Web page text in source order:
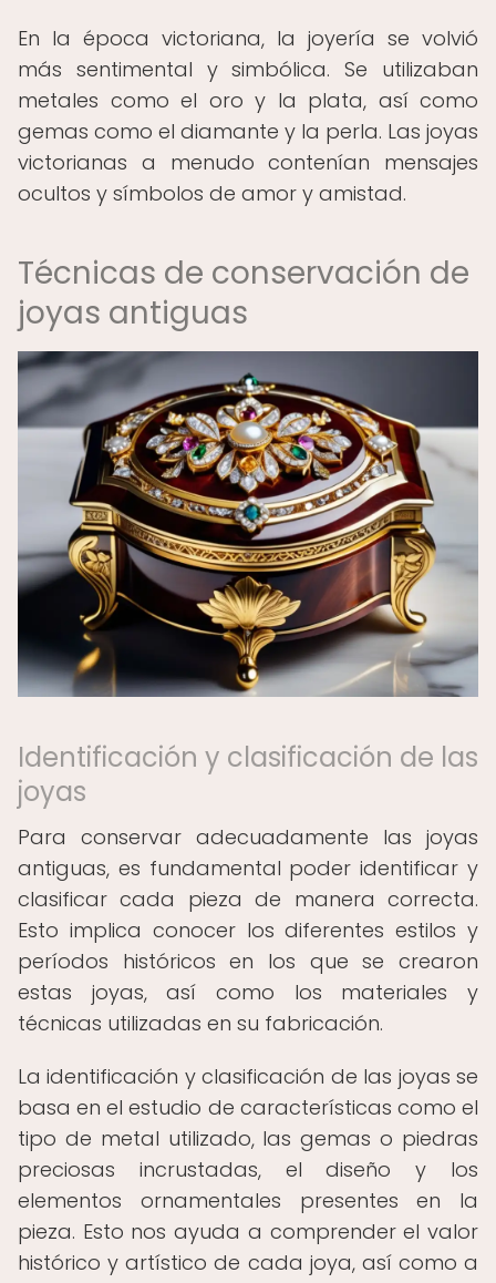
En la época victoriana, la joyería se volvió
más sentimental y simbólica. Se utilizaban
metales como el oro y la plata, así como
gemas como el diamante y la perla. Las joyas
victorianas a menudo contenían mensajes
ocultos y símbolos de amor y amistad.
Técnicas de conservación de
joyas antiguas
Identificación y clasificación de las
joyas
Para conservar adecuadamente las joyas
antiguas, es fundamental poder identificar y
clasificar cada pieza de manera correcta.
Esto implica conocer los diferentes estilos y
períodos históricos en los que se crearon
estas joyas, así como los materiales y
técnicas utilizadas en su fabricación.
La identificación y clasificación de las joyas se
basa en el estudio de características como el
tipo de metal utilizado, las gemas o piedras
preciosas incrustadas, el diseño y los
elementos ornamentales presentes en la
pieza. Esto nos ayuda a comprender el valor
histórico y artístico de cada joya, así como a